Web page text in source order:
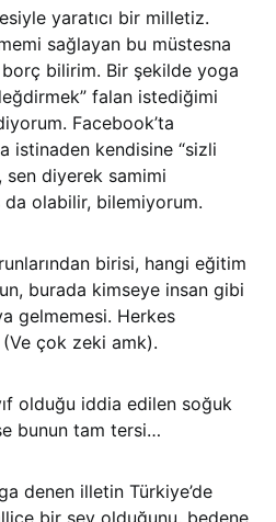
yaratıcı bir milletiz.
sağlayan bu müstesna
bilirim. Bir şekilde yoga
falan istediğimi
Facebook’ta
istinaden kendisine “sizli
diyerek samimi
olabilir, bilemiyorum.
birisi, hangi eğitim
burada kimseye insan gibi
gelmemesi. Herkes
çok zeki amk).
olduğu iddia edilen soğuk
bunun tam tersi…
denen illetin Türkiye’de